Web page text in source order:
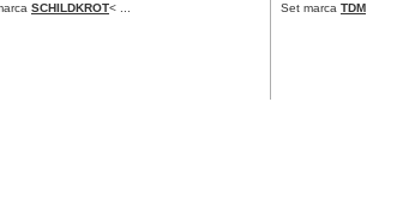
SCHILDKROT< ... Set marca TDM